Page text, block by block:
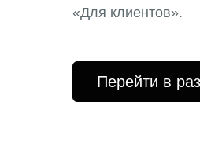
«Для клиентов».
Перейти в